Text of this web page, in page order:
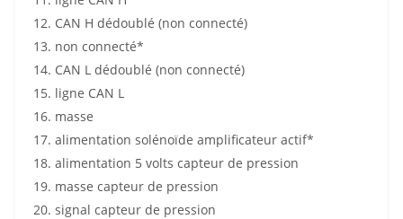
CAN H dédoublé (non connecté)
non connecté*
CAN L dédoublé (non connecté)
ligne CAN L
masse
alimentation solénoïde amplificateur actif*
alimentation 5 volts capteur de pression
masse capteur de pression
signal capteur de pression